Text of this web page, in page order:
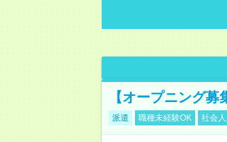
【オープニング
派遣 職種未経験OK 社会